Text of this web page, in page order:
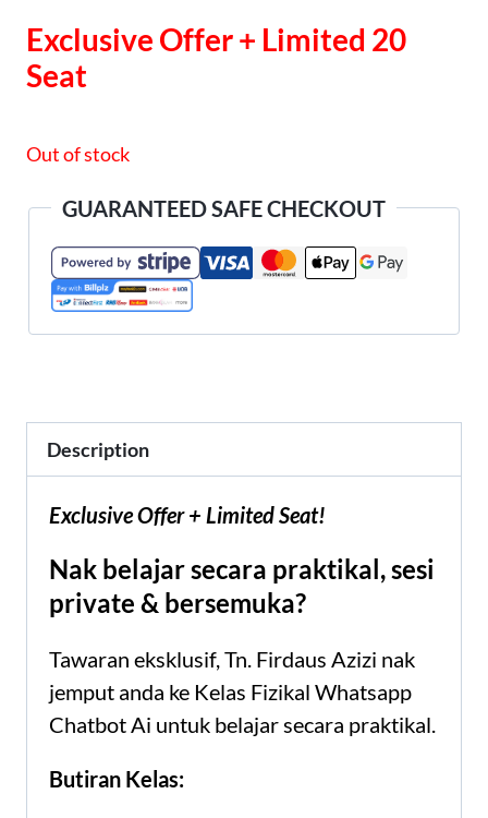
was:
is:
Exclusive Offer + Limited 20
Seat
Out of stock
GUARANTEED SAFE CHECKOUT
Description
Exclusive Offer + Limited Seat!
Nak belajar secara praktikal, sesi
private & bersemuka?
Tawaran eksklusif, Tn. Firdaus Azizi nak
jemput anda ke Kelas Fizikal Whatsapp
Chatbot Ai untuk belajar secara praktikal.
Butiran Kelas: